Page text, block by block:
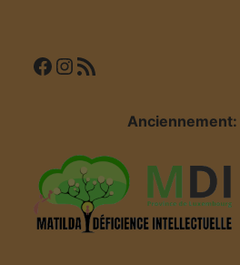
Facebook InstagramFlux RSS
Anciennement: